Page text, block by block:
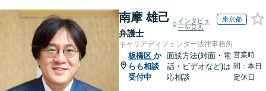
南摩 雄己
弁護士
インタビュ
ーを見る
東京都
キャリアディフェンダー法律事務所
板橋区 か
らも相談
受付中
面談方法(対面・電
話・ビデオなど)は
応相談
営業時
間：本日
定休日